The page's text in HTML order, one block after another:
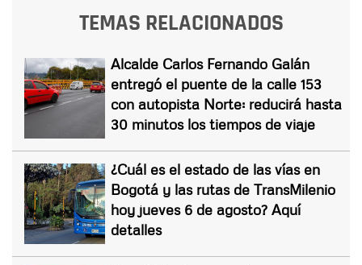
TEMAS RELACIONADOS
Alcalde Carlos Fernando Galán
entregó el puente de la calle 153
con autopista Norte: reducirá hasta
30 minutos los tiempos de viaje
¿Cuál es el estado de las vías en
Bogotá y las rutas de TransMilenio
hoy jueves 6 de agosto? Aquí
detalles